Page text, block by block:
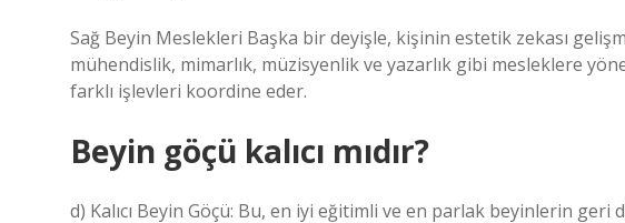
Sağ Beyin Meslekleri Başka bir deyişle, kişinin estetik zekası
mühendislik, mimarlık, müzisyenlik ve yazarlık gibi mesleklere
farklı işlevleri koordine eder.
Beyin göçü kalıcı mıdır?
d) Kalıcı Beyin Göçü: Bu, en iyi eğitimli ve en parlak beyinlerin